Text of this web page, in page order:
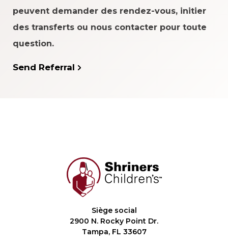
peuvent demander des rendez-vous, initier
des transferts ou nous contacter pour toute
question.
Send Referral
Siège social
2900 N. Rocky Point Dr.
Tampa, FL 33607